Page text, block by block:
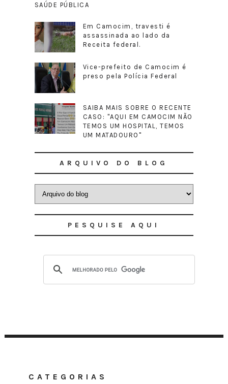
SAÚDE PÚBLICA
Em Camocim, travesti é
assassinada ao lado da
Receita federal.
Vice-prefeito de Camocim é
preso pela Polícia Federal
SAIBA MAIS SOBRE O RECENTE
CASO: "AQUI EM CAMOCIM NÃO
TEMOS UM HOSPITAL, TEMOS
UM MATADOURO"
ARQUIVO DO BLOG
PESQUISE AQUI
CATEGORIAS